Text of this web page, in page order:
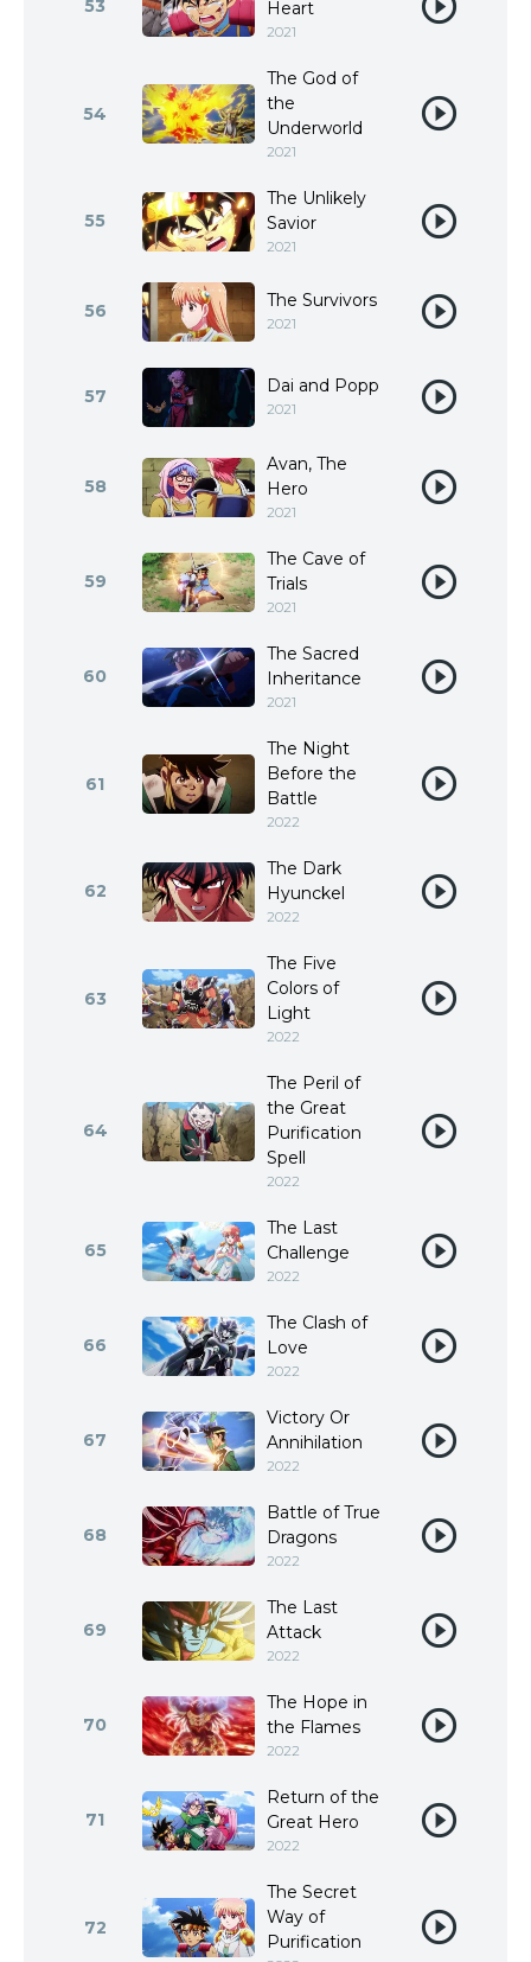
53 Heart
2021
54
The God of
the
Underworld
2021
55
The Unlikely
Savior
2021
56 The Survivors
2021
57 Dai and Popp
2021
58
Avan, The
Hero
2021
59
The Cave of
Trials
2021
60
The Sacred
Inheritance
2021
61
The Night
Before the
Battle
2022
62
The Dark
Hyunckel
2022
63
The Five
Colors of
Light
2022
64
The Peril of
the Great
Purification
Spell
2022
65
The Last
Challenge
2022
66
The Clash of
Love
2022
67
Victory Or
Annihilation
2022
68
Battle of True
Dragons
2022
69
The Last
Attack
2022
70
The Hope in
the Flames
2022
71
Return of the
Great Hero
2022
72
The Secret
Way of
Purification